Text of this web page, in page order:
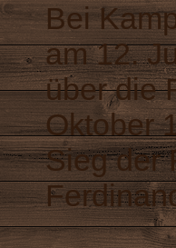
Bei
am 12.
über die
Oktober
Sieg der